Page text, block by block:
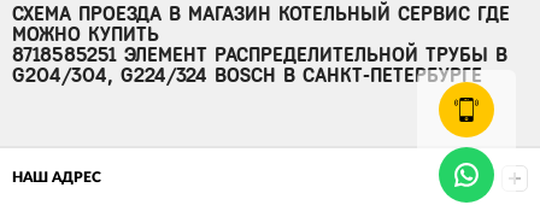
СХЕМА ПРОЕЗДА В МАГАЗИН КОТЕЛЬНЫЙ СЕРВИС ГДЕ
МОЖНО КУПИТЬ
8718585251 ЭЛЕМЕНТ РАСПРЕДЕЛИТЕЛЬНОЙ ТРУБЫ В
G204/304, G224/324 BOSCH В САНКТ-ПЕТЕРБУРГЕ
НАШ АДРЕС